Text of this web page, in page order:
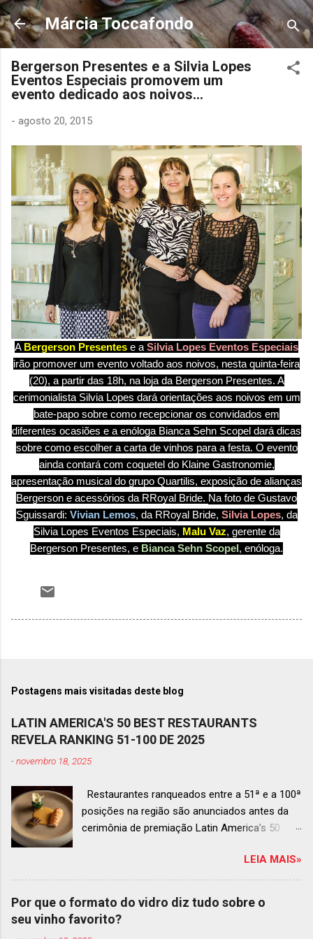
Pular para o conteúdo principal
Márcia Toccafondo
Bergerson Presentes e a Silvia Lopes
Eventos Especiais promovem um
evento dedicado aos noivos...
- agosto 20, 2015
A Bergerson Presentes e a Silvia Lopes Eventos Especiais
irão promover um evento voltado aos noivos, nesta quinta-feira
(20), a partir das 18h, na loja da Bergerson Presentes. A
cerimonialista Silvia Lopes dará orientações aos noivos em um
bate-papo sobre como recepcionar os convidados em
diferentes ocasiões e a enóloga Bianca Sehn Scopel dará dicas
sobre como escolher a carta de vinhos para a festa. O evento
ainda contará com coquetel do Klaine Gastronomie,
apresentação musical do grupo Quartilis, exposição de alianças
Bergerson e acessórios da RRoyal Bride. Na foto de Gustavo
Sguissardi: Vivian Lemos, da RRoyal Bride, Silvia Lopes, da
Silvia Lopes Eventos Especiais, Malu Vaz, gerente da
Bergerson Presentes, e Bianca Sehn Scopel, enóloga.
Postagens mais visitadas deste blog
LATIN AMERICA'S 50 BEST RESTAURANTS
REVELA RANKING 51-100 DE 2025
-novembro 18, 2025
Restaurantes ranqueados entre a 51ª e a 100ª
posições na região são anunciados antes da
cerimônia de premiação Latin America’s 50
de dezembro em Antígua, Guatemala
Prato do Origem, o brasileiro mais
bem ranqueado na lista estendida O Latin
America’s 50 Best Restaurants anunciou hoje a
LEIA MAIS»
Por que o formato do vidro diz tudo sobre o
seu vinho favorito?